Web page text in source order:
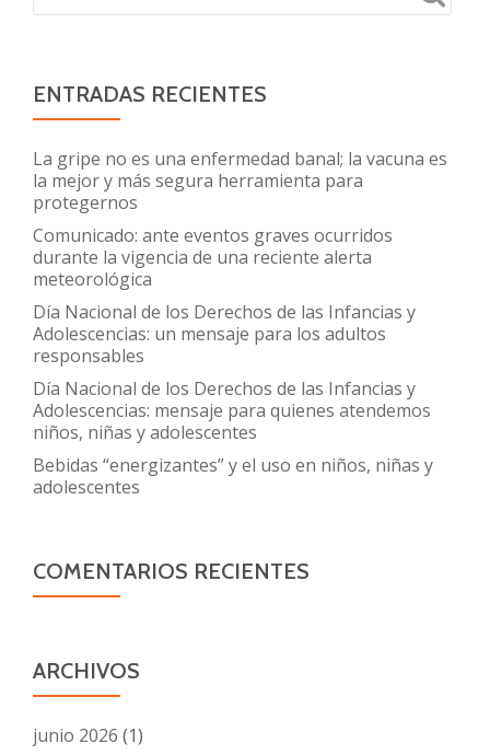
ENTRADAS RECIENTES
La gripe no es una enfermedad banal; la vacuna es
la mejor y más segura herramienta para
protegernos
Comunicado: ante eventos graves ocurridos
durante la vigencia de una reciente alerta
meteorológica
Día Nacional de los Derechos de las Infancias y
Adolescencias: un mensaje para los adultos
responsables
Día Nacional de los Derechos de las Infancias y
Adolescencias: mensaje para quienes atendemos
niños, niñas y adolescentes
Bebidas “energizantes” y el uso en niños, niñas y
adolescentes
COMENTARIOS RECIENTES
ARCHIVOS
junio 2026 (1)